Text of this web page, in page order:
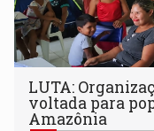
LUTA:
voltada para
Amazônia